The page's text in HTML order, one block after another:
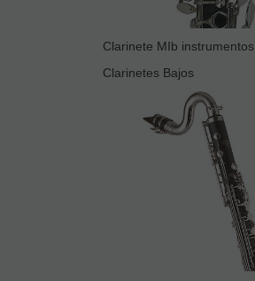
Clarinete MIb instrumentos
Clarinetes Bajos